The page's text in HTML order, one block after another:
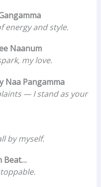
energy and style.
Naanum
my love.
Naa Pangamma
— I stand as your
by myself.
Beat…